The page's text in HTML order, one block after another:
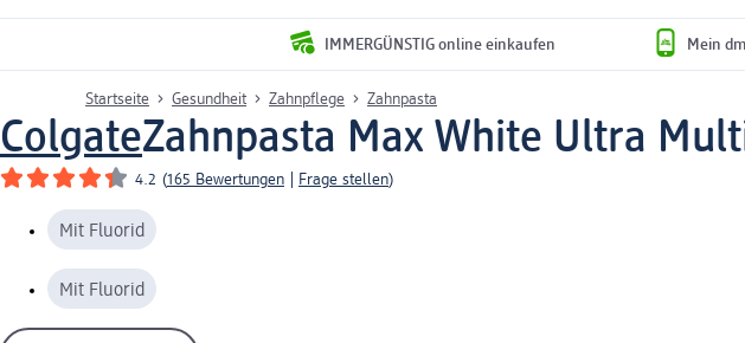
IMMERGÜNSTIG online einkaufen Mein
Startseite Gesundheit Zahnpflege Zahnpasta
ColgateZahnpasta Max White Ultra
4.2 (165 Bewertungen Frage stellen)
Mit Fluorid
Mit Fluorid